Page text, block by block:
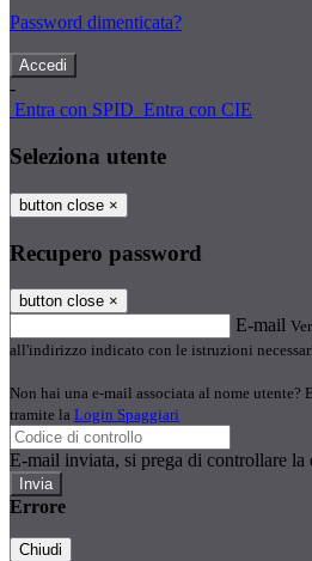
Password dimenticata?
-
Entra con SPID Entra con CIE
Seleziona utente
button close ×
Recupero password
button close ×
E-mail
all'indirizzo indicato con le istruzioni
Non hai una e-mail associata al nome utente?
tramite la Login Spaggiari
E-mail inviata, si prega di controllare la
Errore
Chiudi